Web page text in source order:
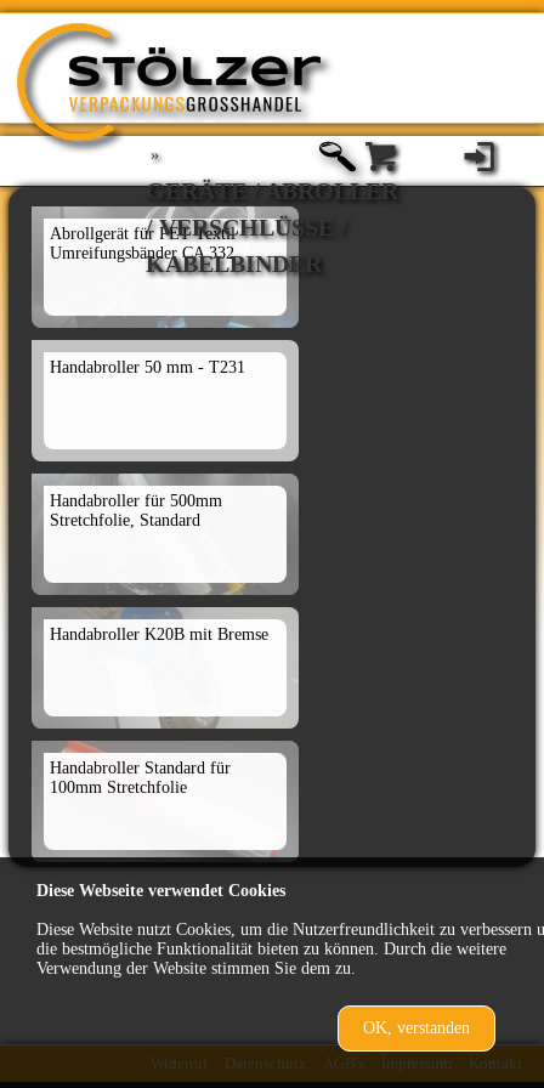
»
GERÄTE / ABROLLER
/ VERSCHLÜSSE /
KABELBINDER
Abrollgerät für PET Textil
Umreifungsbänder CA 332
Handabroller 50 mm - T231
Handabroller für 500mm
Stretchfolie, Standard
Handabroller K20B mit Bremse
Handabroller Standard für
100mm Stretchfolie
Handabroller Tesa 6400 f. 50mm
Wiederöffnung
Kontakt
Impressum
AGB's
Datenschutz
Widerruf
Diese Webseite verwendet Cookies
Diese Website nutzt Cookies, um die Nutzerfreundlichkeit zu verbessern
die bestmögliche Funktionalität bieten zu können. Durch die weitere
Verwendung der Website stimmen Sie dem zu.
OK, verstanden